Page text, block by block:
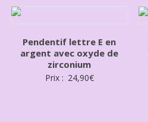
Pendentif lettre E en
argent avec oxyde de
zirconium
Prix : 24,90€